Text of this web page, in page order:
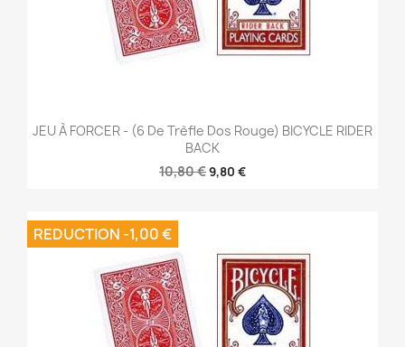
JEU À FORCER - (6 De Trèfle Dos Rouge) BICYCLE RIDER
BACK
10,80 €9,80 €
REDUCTION -1,00 €